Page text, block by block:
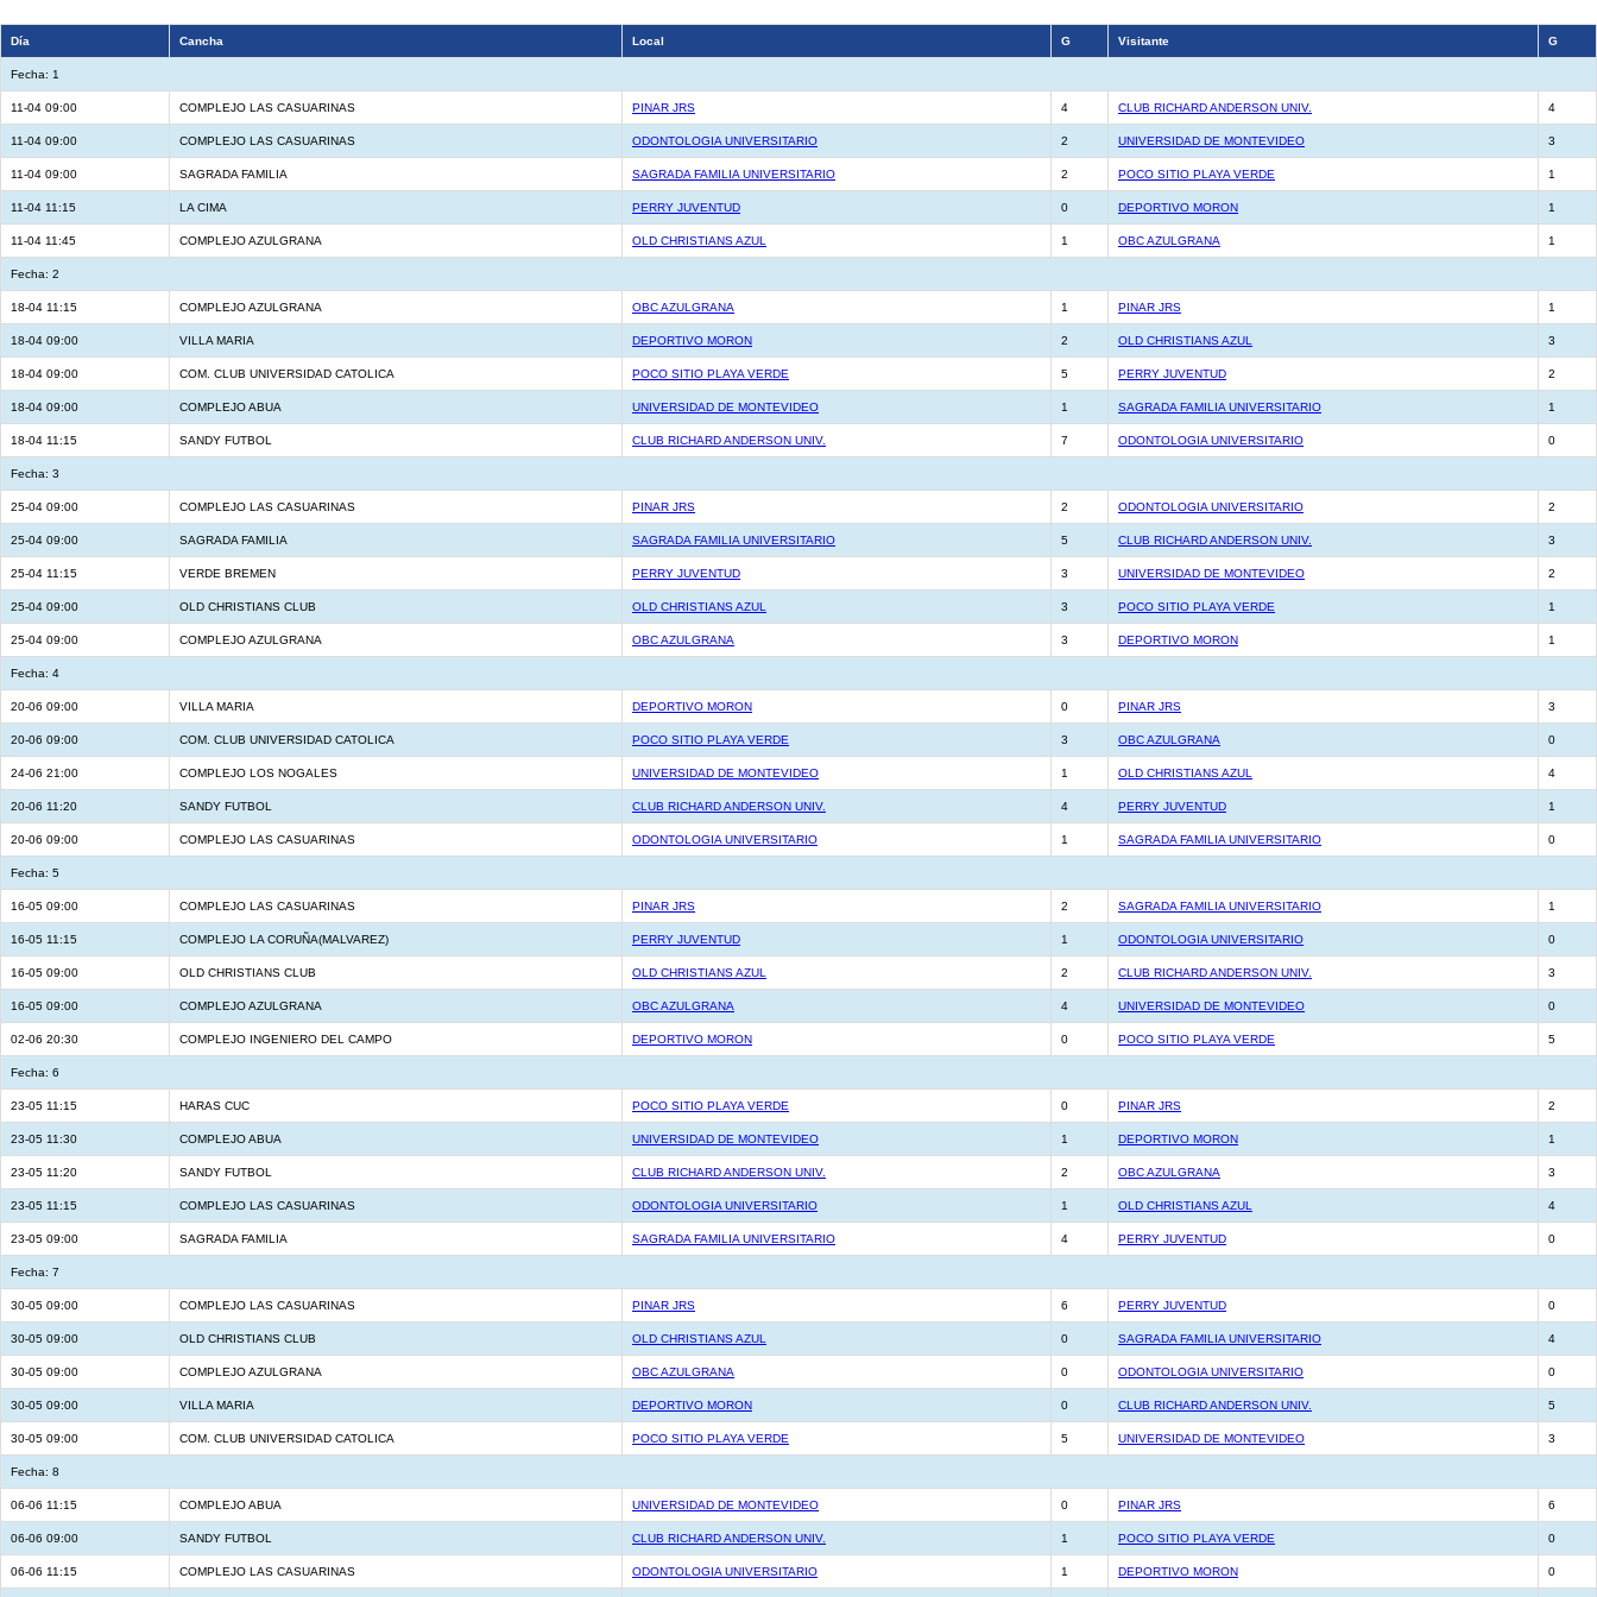
Día Cancha Local G Visitante G
Fecha: 1
11-04 09:00 COMPLEJO LAS CASUARINAS PINAR JRS 4 CLUB RICHARD ANDERSON UNIV. 4
11-04 09:00 COMPLEJO LAS CASUARINAS ODONTOLOGIA UNIVERSITARIO 2 UNIVERSIDAD DE MONTEVIDEO 3
11-04 09:00 SAGRADA FAMILIA SAGRADA FAMILIA UNIVERSITARIO 2 POCO SITIO PLAYA VERDE 1
11-04 11:15 LA CIMA PERRY JUVENTUD 0 DEPORTIVO MORON 1
11-04 11:45 COMPLEJO AZULGRANA OLD CHRISTIANS AZUL 1 OBC AZULGRANA 1
Fecha: 2
18-04 11:15 COMPLEJO AZULGRANA OBC AZULGRANA 1 PINAR JRS 1
18-04 09:00 VILLA MARIA DEPORTIVO MORON 2 OLD CHRISTIANS AZUL 3
18-04 09:00 COM. CLUB UNIVERSIDAD CATOLICA POCO SITIO PLAYA VERDE 5 PERRY JUVENTUD 2
18-04 09:00 COMPLEJO ABUA UNIVERSIDAD DE MONTEVIDEO 1 SAGRADA FAMILIA UNIVERSITARIO 1
18-04 11:15 SANDY FUTBOL CLUB RICHARD ANDERSON UNIV. 7 ODONTOLOGIA UNIVERSITARIO 0
Fecha: 3
25-04 09:00 COMPLEJO LAS CASUARINAS PINAR JRS 2 ODONTOLOGIA UNIVERSITARIO 2
25-04 09:00 SAGRADA FAMILIA SAGRADA FAMILIA UNIVERSITARIO 5 CLUB RICHARD ANDERSON UNIV. 3
25-04 11:15 VERDE BREMEN PERRY JUVENTUD 3 UNIVERSIDAD DE MONTEVIDEO 2
25-04 09:00 OLD CHRISTIANS CLUB OLD CHRISTIANS AZUL 3 POCO SITIO PLAYA VERDE 1
25-04 09:00 COMPLEJO AZULGRANA OBC AZULGRANA 3 DEPORTIVO MORON 1
Fecha: 4
20-06 09:00 VILLA MARIA DEPORTIVO MORON 0 PINAR JRS 3
20-06 09:00 COM. CLUB UNIVERSIDAD CATOLICA POCO SITIO PLAYA VERDE 3 OBC AZULGRANA 0
24-06 21:00 COMPLEJO LOS NOGALES UNIVERSIDAD DE MONTEVIDEO 1 OLD CHRISTIANS AZUL 4
20-06 11:20 SANDY FUTBOL CLUB RICHARD ANDERSON UNIV. 4 PERRY JUVENTUD 1
20-06 09:00 COMPLEJO LAS CASUARINAS ODONTOLOGIA UNIVERSITARIO 1 SAGRADA FAMILIA UNIVERSITARIO 0
Fecha: 5
16-05 09:00 COMPLEJO LAS CASUARINAS PINAR JRS 2 SAGRADA FAMILIA UNIVERSITARIO 1
16-05 11:15 COMPLEJO LA CORUÑA(MALVAREZ) PERRY JUVENTUD 1 ODONTOLOGIA UNIVERSITARIO 0
16-05 09:00 OLD CHRISTIANS CLUB OLD CHRISTIANS AZUL 2 CLUB RICHARD ANDERSON UNIV. 3
16-05 09:00 COMPLEJO AZULGRANA OBC AZULGRANA 4 UNIVERSIDAD DE MONTEVIDEO 0
02-06 20:30 COMPLEJO INGENIERO DEL CAMPO DEPORTIVO MORON 0 POCO SITIO PLAYA VERDE 5
Fecha: 6
23-05 11:15 HARAS CUC POCO SITIO PLAYA VERDE 0 PINAR JRS 2
23-05 11:30 COMPLEJO ABUA UNIVERSIDAD DE MONTEVIDEO 1 DEPORTIVO MORON 1
23-05 11:20 SANDY FUTBOL CLUB RICHARD ANDERSON UNIV. 2 OBC AZULGRANA 3
23-05 11:15 COMPLEJO LAS CASUARINAS ODONTOLOGIA UNIVERSITARIO 1 OLD CHRISTIANS AZUL 4
23-05 09:00 SAGRADA FAMILIA SAGRADA FAMILIA UNIVERSITARIO 4 PERRY JUVENTUD 0
Fecha: 7
30-05 09:00 COMPLEJO LAS CASUARINAS PINAR JRS 6 PERRY JUVENTUD 0
30-05 09:00 OLD CHRISTIANS CLUB OLD CHRISTIANS AZUL 0 SAGRADA FAMILIA UNIVERSITARIO 4
30-05 09:00 COMPLEJO AZULGRANA OBC AZULGRANA 0 ODONTOLOGIA UNIVERSITARIO 0
30-05 09:00 VILLA MARIA DEPORTIVO MORON 0 CLUB RICHARD ANDERSON UNIV. 5
30-05 09:00 COM. CLUB UNIVERSIDAD CATOLICA POCO SITIO PLAYA VERDE 5 UNIVERSIDAD DE MONTEVIDEO 3
Fecha: 8
06-06 11:15 COMPLEJO ABUA UNIVERSIDAD DE MONTEVIDEO 0 PINAR JRS 6
06-06 09:00 SANDY FUTBOL CLUB RICHARD ANDERSON UNIV. 1 POCO SITIO PLAYA VERDE 0
06-06 11:15 COMPLEJO LAS CASUARINAS ODONTOLOGIA UNIVERSITARIO 1 DEPORTIVO MORON 0